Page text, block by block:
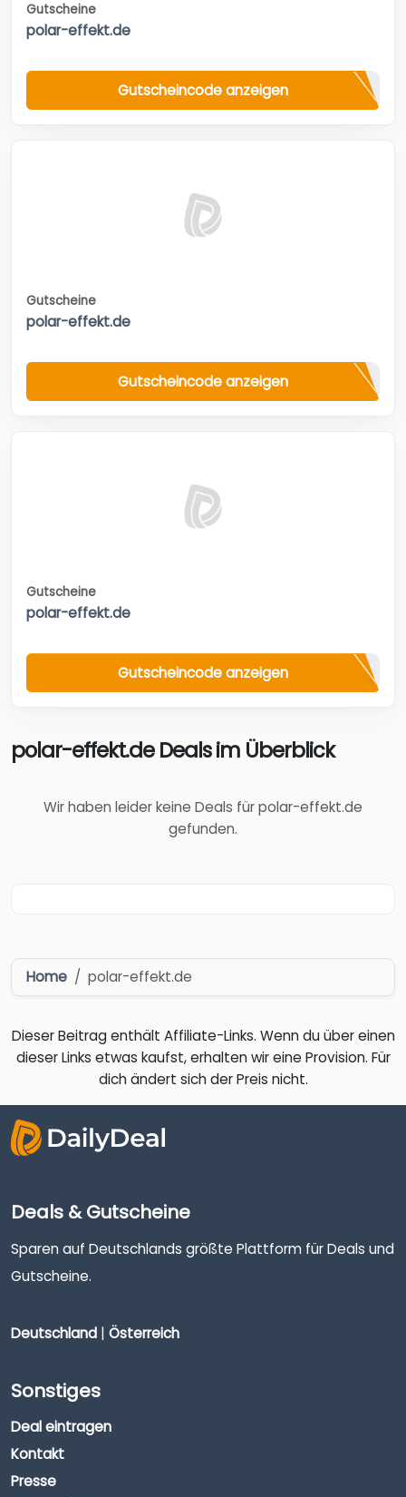
Gutscheine
polar-effekt.de
Gutscheincode anzeigen
Gutscheine
polar-effekt.de
Gutscheincode anzeigen
Gutscheine
polar-effekt.de
Gutscheincode anzeigen
polar-effekt.de Deals im Überblick
Wir haben leider keine Deals für polar-effekt.de
gefunden.
Home polar-effekt.de
Dieser Beitrag enthält Affiliate-Links. Wenn du über einen
dieser Links etwas kaufst, erhalten wir eine Provision. Für
dich ändert sich der Preis nicht.
Deals & Gutscheine
Sparen auf Deutschlands größte Plattform für Deals und
Gutscheine.
Deutschland | Österreich
Sonstiges
Deal eintragen
Kontakt
Presse